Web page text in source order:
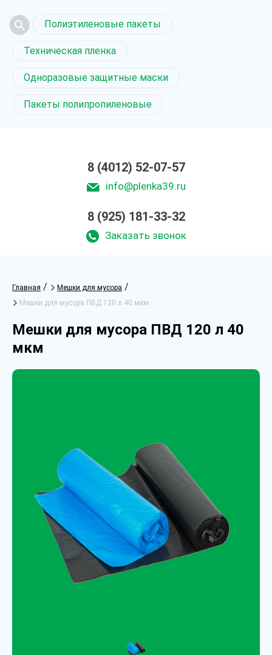
Полиэтиленовые пакеты
Техническая пленка
Одноразовые защитные маски
Пакеты полипропиленовые
8 (4012) 52-07-57
info@plenka39.ru
8 (925) 181-33-32
Заказать звонок
Главная / Мешки для мусора /
Мешки для мусора ПВД 120 л 40 мкм
Мешки для мусора ПВД 120 л 40
мкм